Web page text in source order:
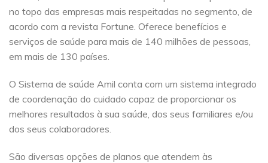
no topo das empresas mais respeitadas no segmento, de
acordo com a revista Fortune. Oferece benefícios e
serviços de saúde para mais de 140 milhões de pessoas,
em mais de 130 países.
O Sistema de saúde Amil conta com um sistema integrado
de coordenação do cuidado capaz de proporcionar os
melhores resultados à sua saúde, dos seus familiares e/ou
dos seus colaboradores.
São diversas opções de planos que atendem às